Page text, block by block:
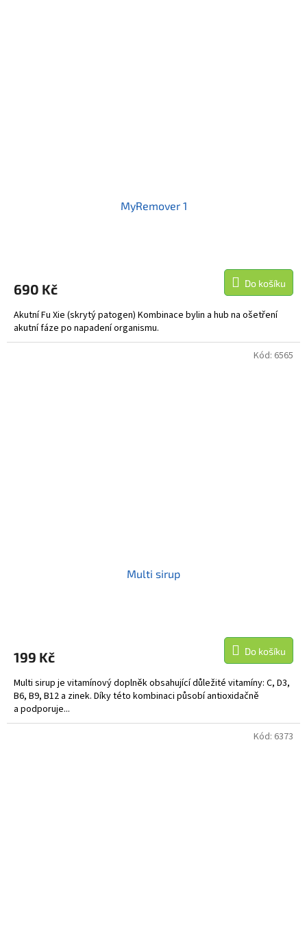
MyRemover 1
690 Kč Do košíku
Akutní Fu Xie (skrytý patogen) Kombinace bylin a hub na ošetření
akutní fáze po napadení organismu.
Multi sirup
199 Kč Do košíku
Multi sirup je vitamínový doplněk obsahující důležité vitamíny: C, D3,
B6, B9, B12 a zinek. Díky této kombinaci působí antioxidačně
a podporuje...
Kód: 6565
Kód: 6373